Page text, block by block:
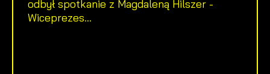
odbył spotkanie z Magdaleną Hilszer -
Wiceprezes...